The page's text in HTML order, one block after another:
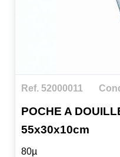
Ref. 52000011
POCHE A
55x30x10cm
80µ